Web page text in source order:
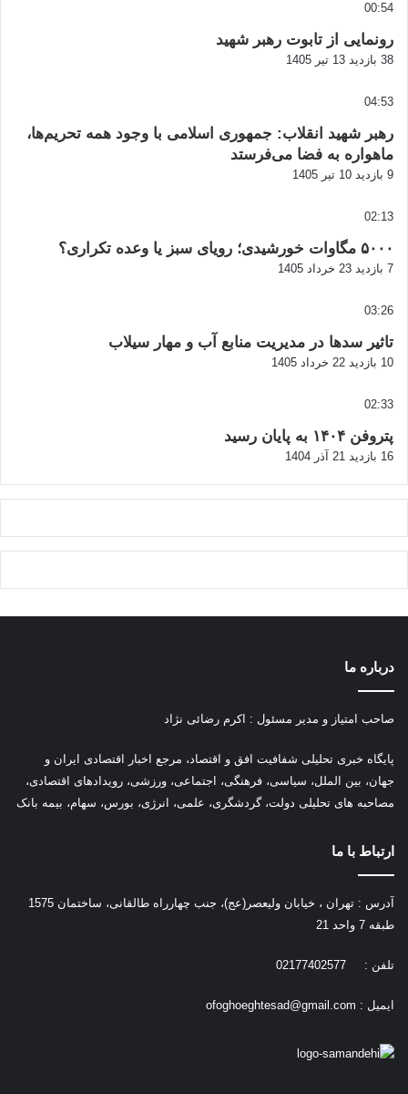
00:54
رونمایی از تابوت رهبر شهید
38 بازدید 13 تیر 1405
04:53
رهبر شهید انقلاب: جمهوری اسلامی با وجود همه تحریم‌ها،
ماهواره به فضا می‌فرستد
9 بازدید 10 تیر 1405
02:13
۵۰۰۰ مگاوات خورشیدی؛ رویای سبز یا وعده تکراری؟
7 بازدید 23 خرداد 1405
03:26
تاثیر سدها در مدیریت منابع آب و مهار سیلاب
10 بازدید 22 خرداد 1405
02:33
پتروفن ۱۴۰۴ به پایان رسید
16 بازدید 21 آذر 1404
درباره ما
صاحب امتیاز و مدیر مسئول : اکرم رضائی نژاد
پایگاه خبری تحلیلی شفافیت افق و اقتصاد، مرجع اخبار اقتصادی ایران و
جهان، بین الملل، سیاسی، فرهنگی، اجتماعی، ورزشی، رویدادهای اقتصادی،
مصاحبه های تحلیلی دولت، گردشگری، علمی، انرژی، بورس، سهام، بیمه بانک
ارتباط با ما
آدرس : تهران ، خیابان ولیعصر(عج)، جنب چهارراه طالقانی، ساختمان 1575
طبقه 7 واحد 21
تلفن : 02177402577
ایمیل : ofoghoeghtesad@gmail.com